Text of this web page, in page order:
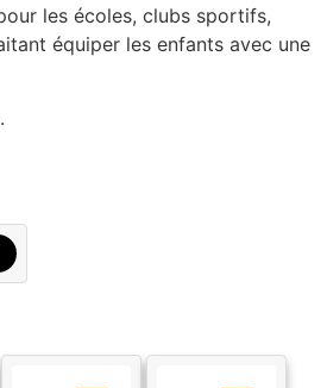
les écoles, clubs sportifs,
équiper les enfants avec une